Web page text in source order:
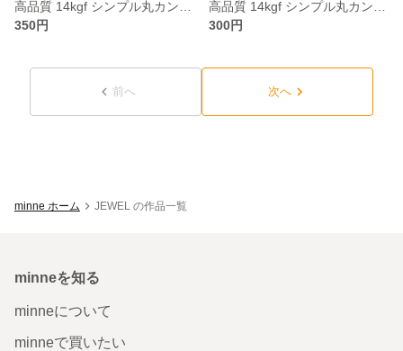
350円
300円
前へ 次へ
minne ホーム JEWEL の作品一覧
minneを知る
minneについて
minneで買いたい